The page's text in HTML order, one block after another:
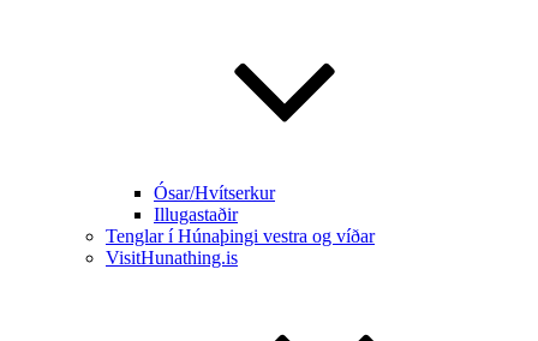
Ósar/Hvítserkur
Illugastaðir
Tenglar í Húnaþingi vestra og víðar
VisitHunathing.is